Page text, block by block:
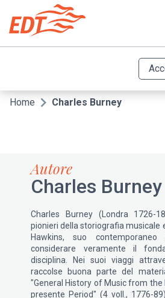
contenuto
principale
Briciole
Home Charles Burney
Autore
Charles Burney
Charles Burney (Londra
pionieri della storiografia musicale
Hawkins, suo
considerare veramente il
disciplina. Nei suoi viaggi
raccolse buona parte del
"General History of Music from the
presente Period" (4 voll., 1776-